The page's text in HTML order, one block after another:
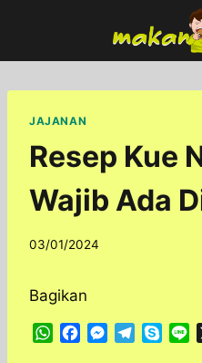
content
JAJANAN
Resep Kue
Wajib Ada
By
03/01/2024
Bagikan
W
M